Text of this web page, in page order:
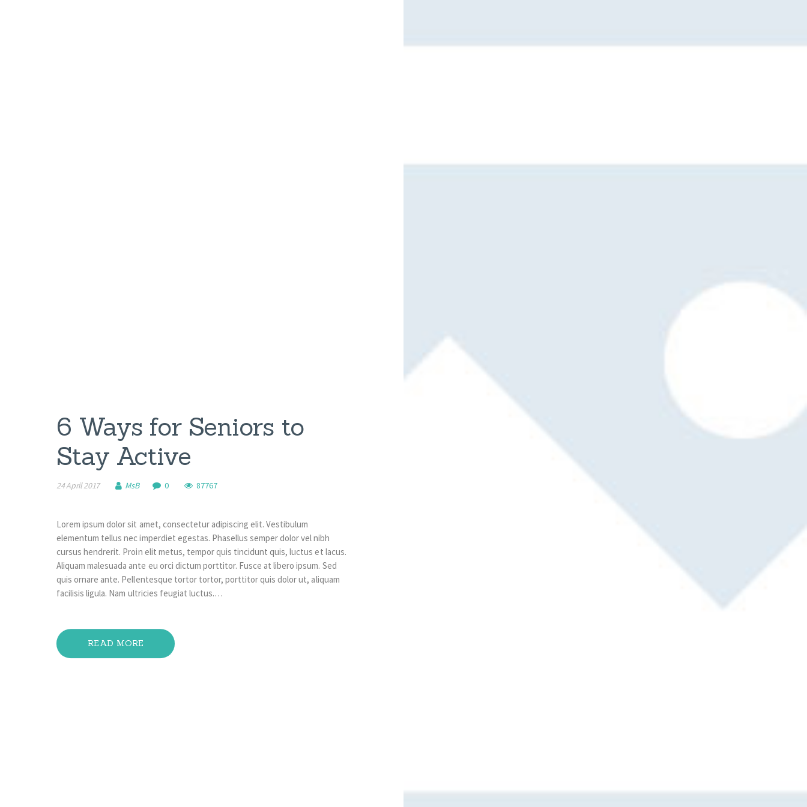
6 Ways for Seniors to
Stay Active
24 April 2017 MsB 0 87767
Lorem ipsum dolor sit amet, consectetur adipiscing elit. Vestibulum
elementum tellus nec imperdiet egestas. Phasellus semper dolor vel nibh
cursus hendrerit. Proin elit metus, tempor quis tincidunt quis, luctus et lacus.
Aliquam malesuada ante eu orci dictum porttitor. Fusce at libero ipsum. Sed
quis ornare ante. Pellentesque tortor tortor, porttitor quis dolor ut, aliquam
facilisis ligula. Nam ultricies feugiat luctus.…
READ MORE